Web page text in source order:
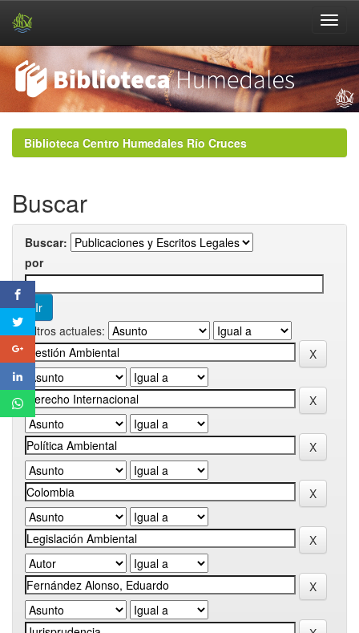
navigationBiblioteca Centro Humedales Río Cruces
Buscar
Buscar:
por
Filtros actuales: